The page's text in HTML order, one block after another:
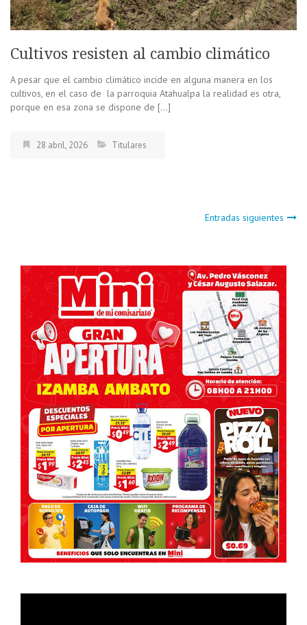
Cultivos resisten al cambio climático
A pesar que el cambio climático incide en alguna manera en los
cultivos, en el caso de la parroquia Atahualpa la realidad es otra,
porque en esa zona se dispone de […]
28 abril, 2026 Titulares
de
entradas
Entradas siguientes